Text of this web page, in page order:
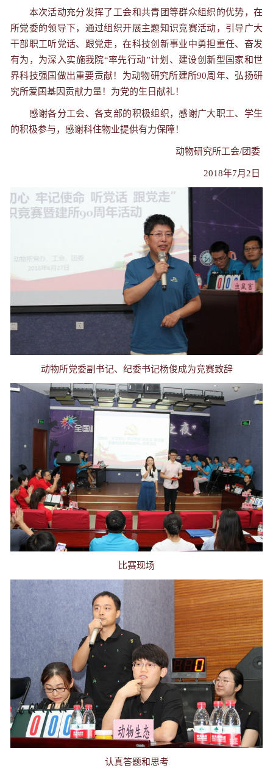
本次活动充分发挥了工会和共青团等群众组织的优势，在
所党委的领导下，通过组织开展主题知识竞赛活动，引导广大
干部职工听党话、跟党走，在科技创新事业中勇担重任、奋发
有为，为深入实施我院“率先行动”计划、建设创新型国家和世
界科技强国做出重要贡献！为动物研究所建所90周年、弘扬研
究所爱国基因贡献力量！为党的生日献礼！
感谢各分工会、各支部的积极组织，感谢广大职工、学生
的积极参与，感谢科住物业提供有力保障！
动物研究所工会/团委
2018年7月 2 日
动物所党委副书记、纪委书记杨俊成为竞赛致辞
比赛现场
认真答题和思考